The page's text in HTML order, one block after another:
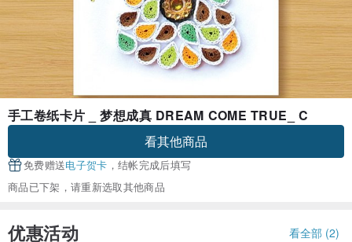
手工卷纸卡片 _ 梦想成真 DREAM COME TRUE_ C
看其他商品
免费赠送电子贺卡 ，结帐完成后填写
商品已下架，请重新选取其他商品
优惠活动 看全部 (2)